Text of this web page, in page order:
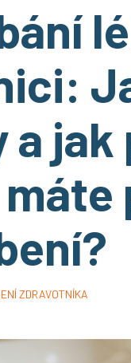
a
ZDRAVOTNÍKA